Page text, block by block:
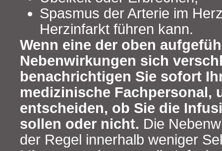
Spasmus der Arterie im
Herzinfarkt führen kann.
Wenn eine der oben
Nebenwirkungen sich
benachrichtigen Sie sofort
medizinische Fachpersonal,
entscheiden, ob Sie die
sollen oder nicht. Die
der Regel innerhalb weniger